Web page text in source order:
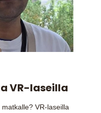
VR-laseilla
VR-laseilla